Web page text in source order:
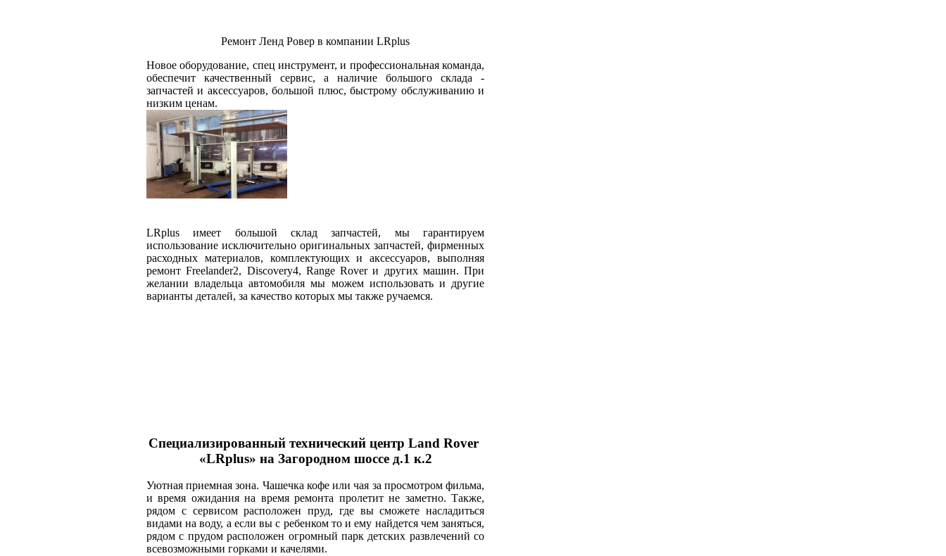
Ремонт Ленд Ровер в компании LRplus
Новое оборудование, спец инструмент, и профессиональная команда,
обеспечит качественный сервис, а наличие большого склада -
запчастей и аксессуаров, большой плюс, быстрому обслуживанию и
низким ценам.
LRplus имеет большой склад запчастей, мы гарантируем
использование исключительно оригинальных запчастей, фирменных
расходных материалов, комплектующих и аксессуаров, выполняя
ремонт Freelander2, Discovery4, Range Rover и других машин. При
желании владельца автомобиля мы можем использовать и другие
варианты деталей, за качество которых мы также ручаемся.
Специализированный технический центр Land Rover
«LRplus» на Загородном шоссе д.1 к.2
Уютная приемная зона. Чашечка кофе или чая за просмотром фильма,
и время ожидания на время ремонта пролетит не заметно. Также,
рядом с сервисом расположен пруд, где вы сможете насладиться
видами на воду, а если вы с ребенком то и ему найдется чем заняться,
рядом с прудом расположен огромный парк детских развлечений со
всевозможными горками и качелями.